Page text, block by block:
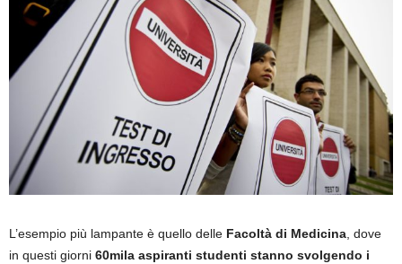
L’esempio più lampante è quello delle Facoltà di Medicina , dove
in questi giorni 60mila aspiranti studenti stanno svolgendo i